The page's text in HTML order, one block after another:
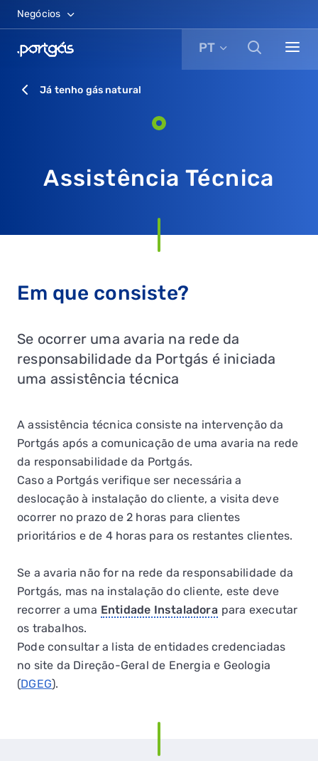
Negócios
PT
Já tenho gás natural
Assistência Técnica
Em que consiste?
Se ocorrer uma avaria na rede da
responsabilidade da Portgás é iniciada
uma assistência técnica
A assistência técnica consiste na intervenção da
Portgás após a comunicação de uma avaria na rede
da responsabilidade da Portgás.
Caso a Portgás verifique ser necessária a
deslocação à instalação do cliente, a visita deve
ocorrer no prazo de 2 horas para clientes
prioritários e de 4 horas para os restantes clientes.
Se a avaria não for na rede da responsabilidade da
Portgás, mas na instalação do cliente, este deve
recorrer a uma Entidade Instaladora para executar
os trabalhos.
Pode consultar a lista de entidades credenciadas
no site da Direção-Geral de Energia e Geologia
(DGEG).